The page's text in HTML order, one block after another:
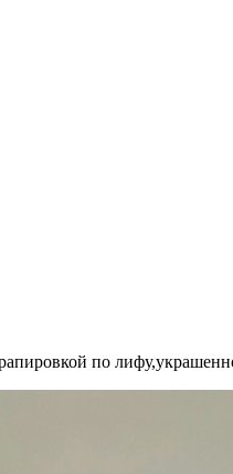
по